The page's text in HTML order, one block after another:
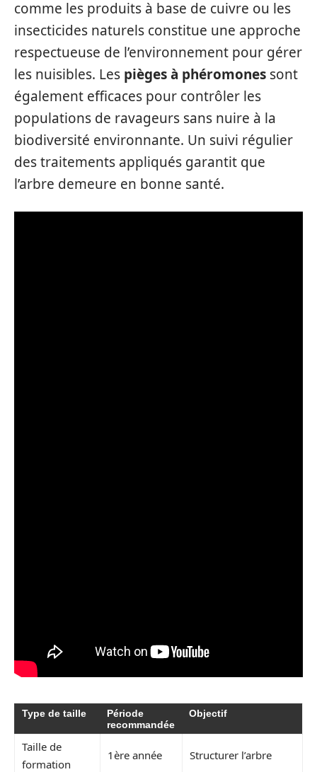
comme les produits à base de cuivre ou les
insecticides naturels constitue une approche
respectueuse de l’environnement pour gérer
les nuisibles. Les pièges à phéromones sont
également efficaces pour contrôler les
populations de ravageurs sans nuire à la
biodiversité environnante. Un suivi régulier
des traitements appliqués garantit que
l’arbre demeure en bonne santé.
Type de taille
Période
recommandée
Objectif
Taille de
formation
1ère année Structurer l’arbre